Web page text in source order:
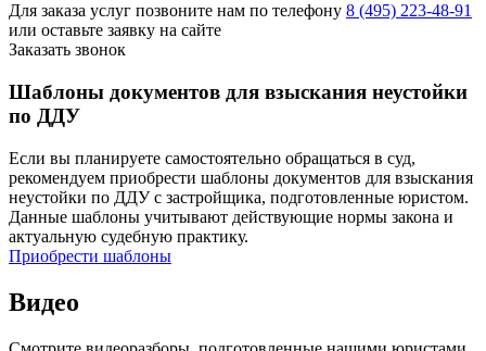
Для заказа услуг позвоните нам по телефону 8 (495) 223-48-91
или оставьте заявку на сайте
Заказать звонок
Шаблоны документов для взыскания неустойки
по ДДУ
Если вы планируете самостоятельно обращаться в суд,
рекомендуем приобрести шаблоны документов для взыскания
неустойки по ДДУ с застройщика, подготовленные юристом.
Данные шаблоны учитывают действующие нормы закона и
актуальную судебную практику.
Приобрести шаблоны
Видео